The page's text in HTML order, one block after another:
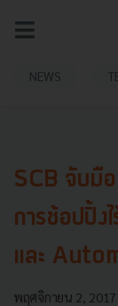
NEWS
SCB จับมื
การช้อปปิ้ง
และ
พฤศจิกายน 2, 2017